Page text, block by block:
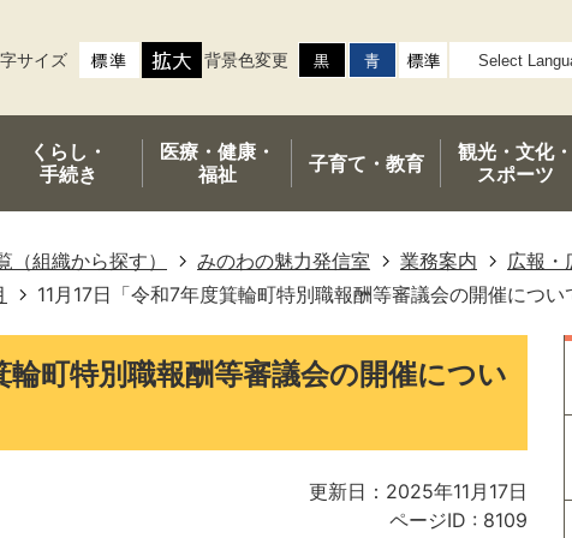
サイズ 背景色変更
くらし・
手続き
医療・健康・
福祉
子育て・ 教育
観光・文化・
スポーツ
（組織から探す） みのわの魅力発信室 業務案内 広報・
11月17日「令和7年度箕輪町特別職報酬等審議会の開催につい
輪町特別職報酬等審議会の開催につい
更新日：2025年11月17日
ページID : 8109